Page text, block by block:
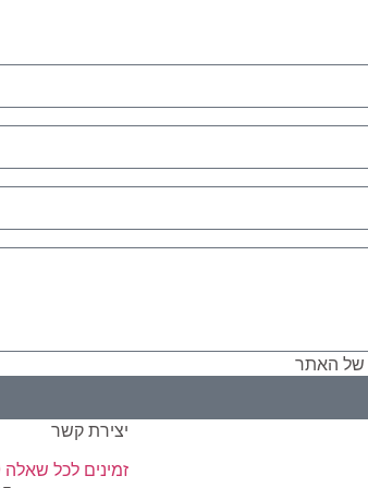
של האתר
יצירת קשר
זמינים לכל שאלה 03-6044919